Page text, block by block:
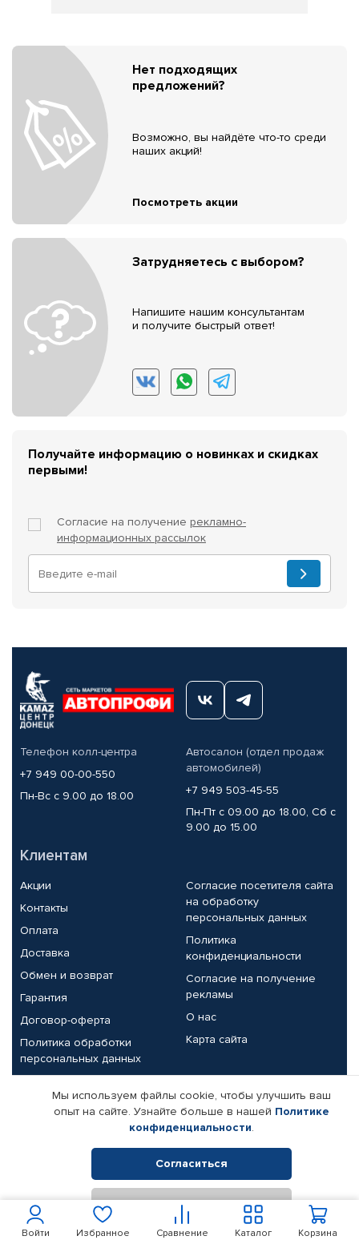
Войти Избранное Сравнение Корзина
Каталог
Нет подходящих
предложений?
Возможно, вы найдёте что-то среди
наших акций!
Посмотреть акции
Затрудняетесь с выбором?
Напишите нашим консультантам
и получите быстрый ответ!
Получайте информацию о новинках и скидках
первыми!
Согласие на получение рекламно-
информационных рассылок
Телефон колл-центра
+7 949 00-00-550
Пн-Вс с 9.00 до 18.00
Автосалон (отдел продаж
автомобилей)
+7 949 503-45-55
Пн-Пт с 09.00 до 18.00, Сб с
9.00 до 15.00
Клиентам
Акции
Контакты
Оплата
Доставка
Обмен и возврат
Гарантия
Договор-оферта
Политика обработки
персональных данных
Согласие посетителя сайта
на обработку
персональных данных
Политика
конфиденциальности
Согласие на получение
рекламы
О нас
Карта сайта
Партнерам
Корпоративным клиентам
Поставщикам
Реквизиты компании
© КАМАЗ ЦЕНТР ДОНЕЦК, 2015-2026. Все права защищены.
Интернет-магазин автомобильных товаров Автопрофи.
Мы используем файлы cookie, чтобы улучшить ваш
опыт на сайте. Узнайте больше в нашей Политике
конфиденциальности.
Согласиться
Отклонить